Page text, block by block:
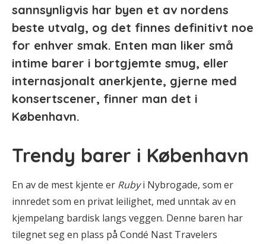
sannsynligvis har byen et av nordens
beste utvalg, og det finnes definitivt noe
for enhver smak. Enten man liker små
intime barer i bortgjemte smug, eller
internasjonalt anerkjente, gjerne med
konsertscener, finner man det i
København.
Trendy barer i København
En av de mest kjente er Rubyi Nybrogade, som er
innredet som en privat leilighet, med unntak av en
kjempelang bardisk langs veggen. Denne baren har
tilegnet seg en plass på Condé Nast Travelers